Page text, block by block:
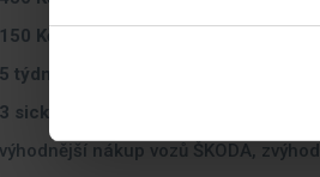
150 Kč
5 týdnů dovolené
3 sick days
výhodnější nákup vozů ŠKODA,